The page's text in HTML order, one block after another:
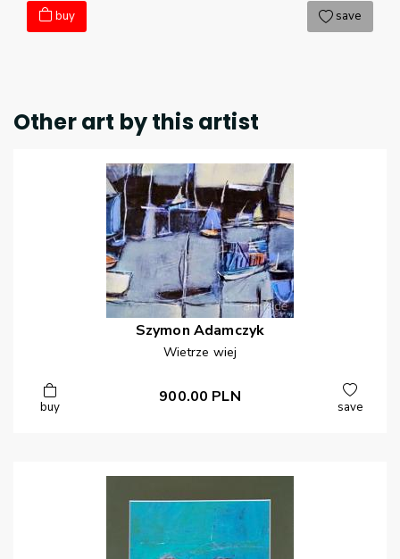
buy save
Other art by this artist
Szymon Adamczyk
Wietrze wiej
buy
900.00 PLN
save